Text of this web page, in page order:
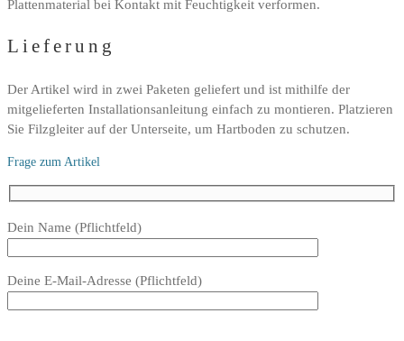
Plattenmaterial bei Kontakt mit Feuchtigkeit verformen.
Lieferung
Der Artikel wird in zwei Paketen geliefert und ist mithilfe der
mitgelieferten Installationsanleitung einfach zu montieren. Platzieren
Sie Filzgleiter auf der Unterseite, um Hartboden zu schutzen.
Frage zum Artikel
Bitte
Feld
Dein Name (Pflichtfeld)
Deine E-Mail-Adresse (Pflichtfeld)